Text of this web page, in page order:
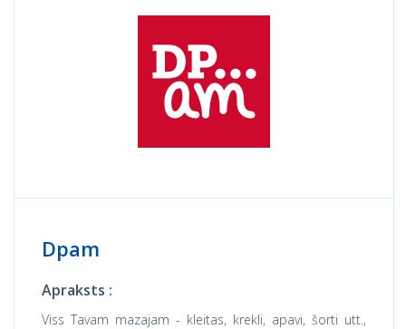
Dpam
Apraksts :
Viss Tavam mazajam - kleitas, krekli, apavi, šorti utt.,